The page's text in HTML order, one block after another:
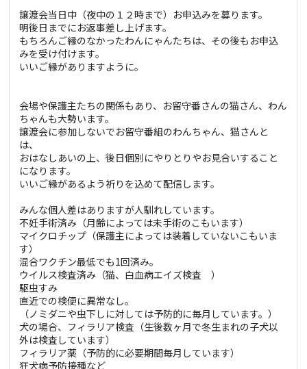
譲渡会当日中（夜中の１２時まで）お申込みを募ります。
明後日までにお返事差し上げます。
もちろんご縁のなかったわんにゃんたちは、その後もお申込
みを受け付けます。
いいご縁がありますように。
会場や保護主たちの関係もあり、お留守番さんの猫さん、わん
ちゃんも大勢います。
譲渡会に参加しないでお留守番組のわんちゃん、猫さんと
は、
おはなしあいの上、後日個別にやりとりやお見合いすること
になります。
いいご縁があるよう祈りを込めて配信します。
みんな個人差はありますが人馴れしています。
不妊手術済み（月齢によっては未手術のこもいます）
マイクロチップ（保護主によっては装着していないこもいま
す）
混合ワクチン最低でも1回済み。
ウイルス検査済み（猫、白血病エイズ検査 ）
駆虫すみ
直近での検便に異常なし。
（ノミダニや虫下しに対しては予防的に毎月しています。）
犬の場合、フィラリア検査（生後数ヶ月で冬生まれの子犬以
外は検査しています）
フィラリア薬（予防的に必要期間毎月しています）
狂犬病予防接種など